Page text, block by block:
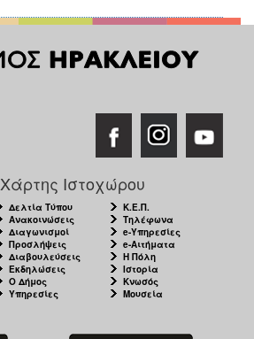
Χάρτης Ιστοχώρου
Δελτία Τύπου
Ανακοινώσεις
Διαγωνισμοί
Προσλήψεις
Διαβουλεύσεις
Εκδηλώσεις
Ο Δήμος
Υπηρεσίες
Κ.Ε.Π.
Τηλέφωνα
e-Υπηρεσίες
e-Αιτήματα
Η Πόλη
Ιστορία
Κνωσός
Μουσεία